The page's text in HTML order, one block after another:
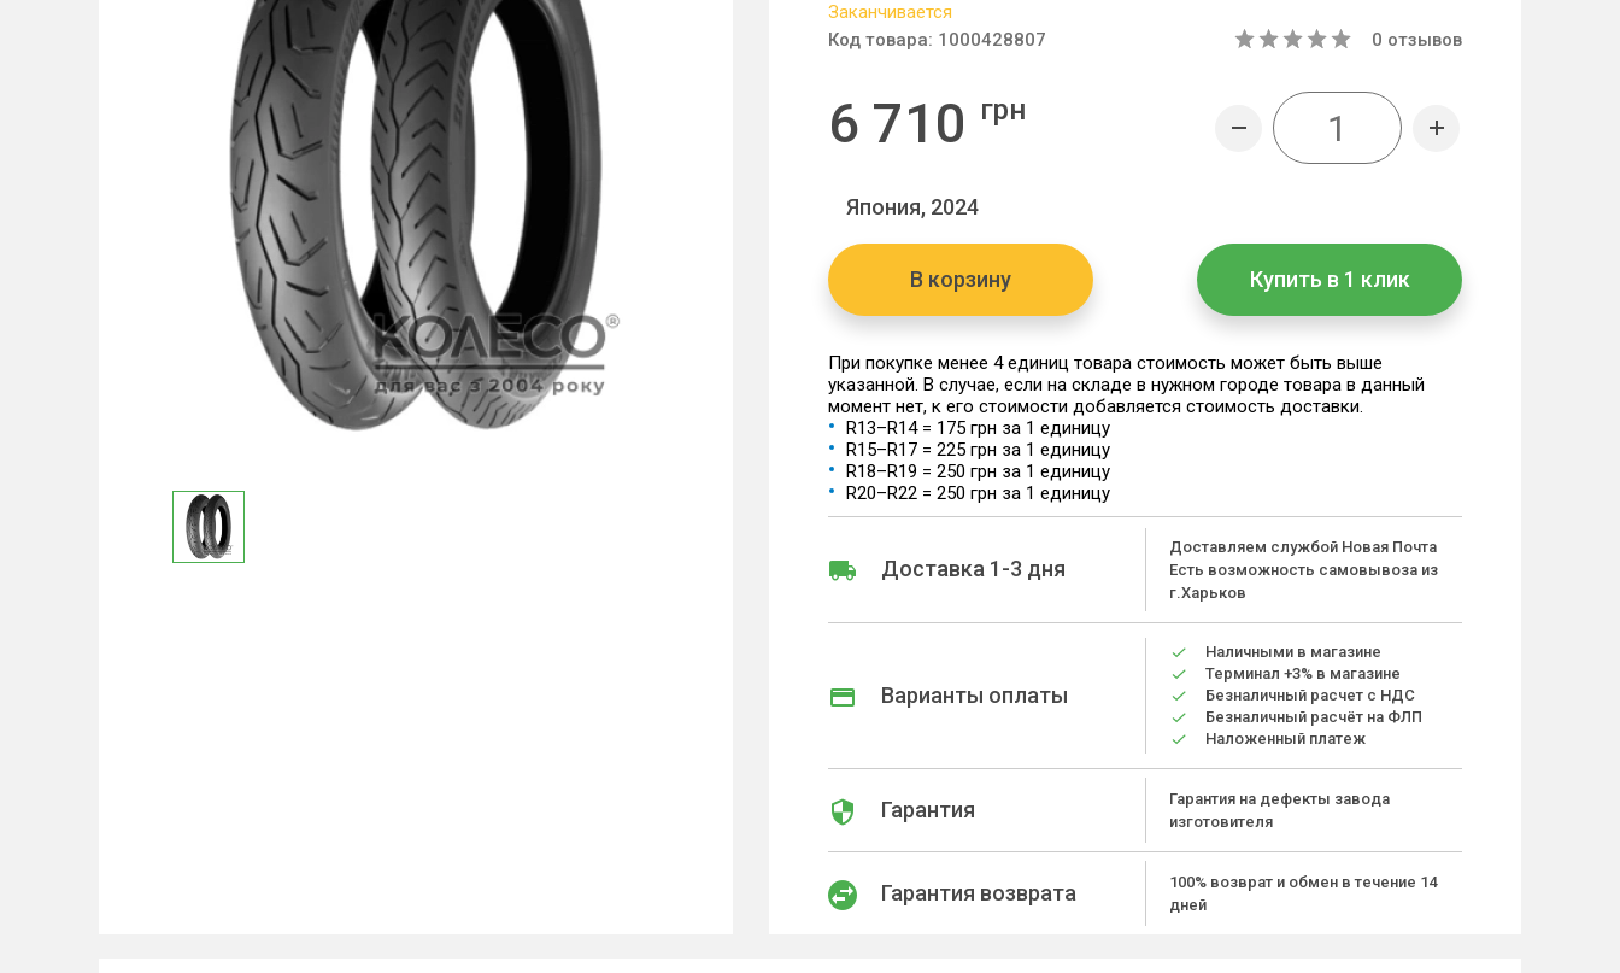
Заканчивается
Код товара: 1000428807 0 отзывов
6 710 грн
Япония, 2024
В корзину Купить в 1 клик
При покупке менее 4 единиц товара стоимость может быть выше
указанной. В случае, если на складе в нужном городе товара в данный
момент нет, к его стоимости добавляется стоимость доставки.
R13–R14 = 175 грн за 1 единицу
R15–R17 = 225 грн за 1 единицу
R18–R19 = 250 грн за 1 единицу
R20–R22 = 250 грн за 1 единицу
Доставка 1-3 дня
Доставляем службой Новая Почта
Есть возможность самовывоза из
г.Харьков
Варианты оплаты
Наличными в магазине
Терминал +3% в магазине
Безналичный расчет с НДС
Безналичный расчёт на ФЛП
Наложенный платеж
Гарантия
Гарантия на дефекты завода
изготовителя
Гарантия возврата
100% возврат и обмен в течение 14
дней